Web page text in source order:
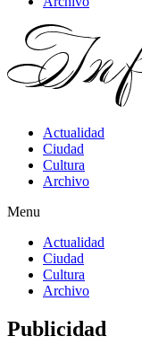
Actualidad
Ciudad
Cultura
Archivo
Menu
Actualidad
Ciudad
Cultura
Archivo
Publicidad